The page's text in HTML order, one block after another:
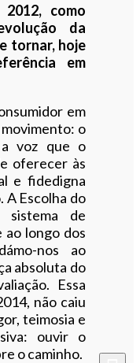
como
da
tornar, hoje
em
em
o
voz que o
oferecer às
e fidedigna
A Escolha do
sistema de
ao longo dos
nos ao
absoluta do
Essa
não caiu
teimosia e
ouvir o
o caminho.